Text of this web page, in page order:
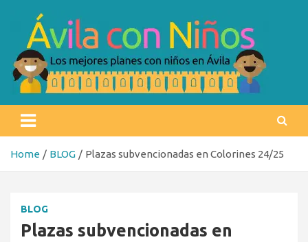
content
Ávila con niños
Home BLOG Plazas subvencionadas en Colorines 24/25
BLOG
Plazas subvencionadas en